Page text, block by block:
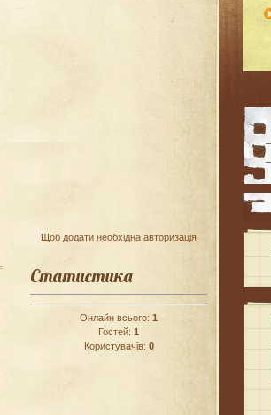
Щоб додати необхідна авторизація
Статистика
Онлайн всього: 1
Гостей: 1
Користувачів: 0